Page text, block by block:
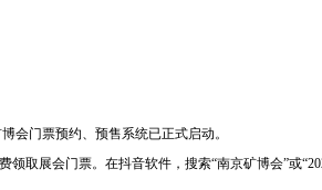
会门票预约、预售系统已正式启动。
领取展会门票。在抖音软件，搜索“南京矿博会”或